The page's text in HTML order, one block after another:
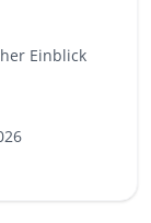
Einblick